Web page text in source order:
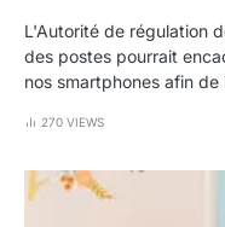
L'Autorité de régulation
des postes pourrait
nos smartphones afin
270 VIEWS